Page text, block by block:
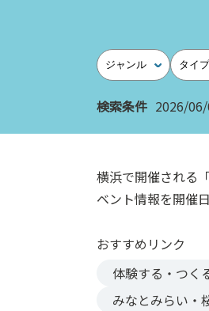
へ
ジャンル タイプ
検索条件 2026/
横浜で開催される
ベント情報を開催
おすすめリンク
体験する・つく
みなとみらい・